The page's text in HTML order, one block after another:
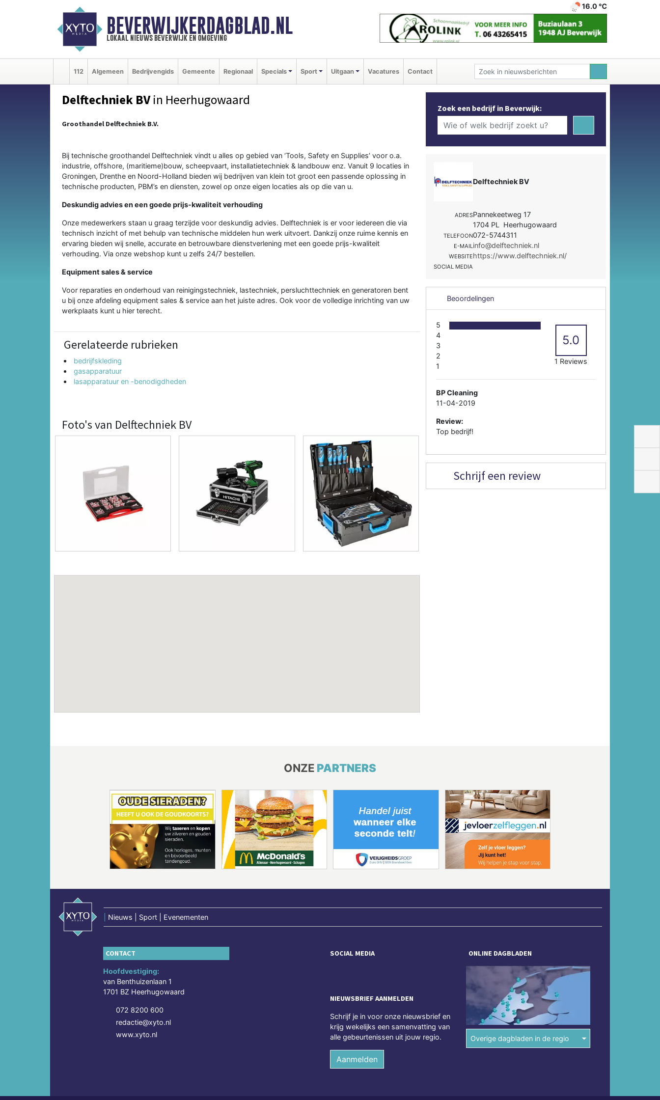
BEVERWIJKERDAGBLAD.NL
lokaal nieuws beverwijk en omgeving
16.0 ℃
112 Algemeen Bedrijvengids Gemeente Regionaal Specials Sport Uitgaan Vacatures Contact
Delftechniek BVin Heerhugowaard
Groothandel Delftechniek B.V.
Bij technische groothandel Delftechniek vindt u alles op gebied van ‘Tools, Safety en Supplies’ voor o.a.
industrie, offshore, (maritieme)bouw, scheepvaart, installatietechniek & landbouw enz. Vanuit 9 locaties in
Groningen, Drenthe en Noord-Holland bieden wij bedrijven van klein tot groot een passende oplossing in
technische producten, PBM’s en diensten, zowel op onze eigen locaties als op die van u.
Deskundig advies en een goede prijs-kwaliteit verhouding
Onze medewerkers staan u graag terzijde voor deskundig advies. Delftechniek is er voor iedereen die via
technisch inzicht of met behulp van technische middelen hun werk uitvoert. Dankzij onze ruime kennis en
ervaring bieden wij snelle, accurate en betrouwbare dienstverlening met een goede prijs-kwaliteit
verhouding. Via onze webshop kunt u zelfs 24/7 bestellen.
Equipment sales & service
Voor reparaties en onderhoud van reinigingstechniek, lastechniek, persluchttechniek en generatoren bent
u bij onze afdeling equipment sales & service aan het juiste adres. Ook voor de volledige inrichting van uw
werkplaats kunt u hier terecht.
Gerelateerde rubrieken
bedrijfskleding
gasapparatuur
lasapparatuur en -benodigdheden
Foto's van Delftechniek BV
Zoek een bedrijf in Beverwijk:
Delftechniek BV
ADRESPannekeetweg 17
1704 PL Heerhugowaard
TELEFOON072-5744311
E-MAILinfo@delftechniek.nl
WEBSITEhttps://www.delftechniek.nl/
SOCIAL MEDIA
Beoordelingen
5
4
3
2
1
5.0
1 Reviews
BP Cleaning
11-04-2019
Review:
Top bedrijf!
Schrijf een review
ONZE PARTNERS
Nieuws | Sport | Evenementen
CONTACT
Hoofdvestiging:
van Benthuizenlaan 1
1701 BZ Heerhugowaard
072 8200 600
redactie@xyto.nl
www.xyto.nl
SOCIAL MEDIA
NIEUWSBRIEF AANMELDEN
Schrijf je in voor onze nieuwsbrief en
krijg wekelijks een samenvatting van
alle gebeurtenissen uit jouw regio.
Aanmelden
ONLINE DAGBLADEN
Overige dagbladen in de regio